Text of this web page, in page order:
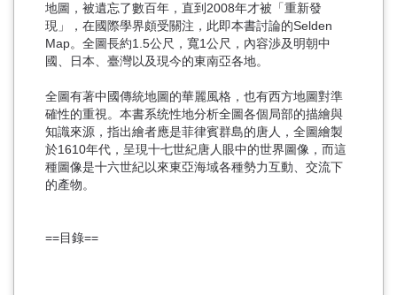
地圖，被遺忘了數百年，直到2008年才被「重新發
現」，在國際學界頗受關注，此即本書討論的Selden
Map。全圖長約1.5公尺，寬1公尺，內容渉及明朝中
國、日本、臺灣以及現今的東南亞各地。
全圖有著中國傳統地圖的華麗風格，也有西方地圖對準
確性的重視。本書系统性地分析全圖各個局部的描繪與
知識來源，指出繪者應是菲律賓群島的唐人，全圖繪製
於1610年代，呈現十七世紀唐人眼中的世界圖像，而這
種圖像是十六世紀以來東亞海域各種勢力互動、交流下
的產物。
==目錄==